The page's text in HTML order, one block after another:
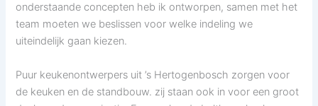
onderstaande concepten heb ik ontworpen, samen met het
team moeten we beslissen voor welke indeling we
uiteindelijk gaan kiezen.
Puur keukenontwerpers uit ’s Hertogenbosch zorgen voor
de keuken en de standbouw. zij staan ook in voor een groot